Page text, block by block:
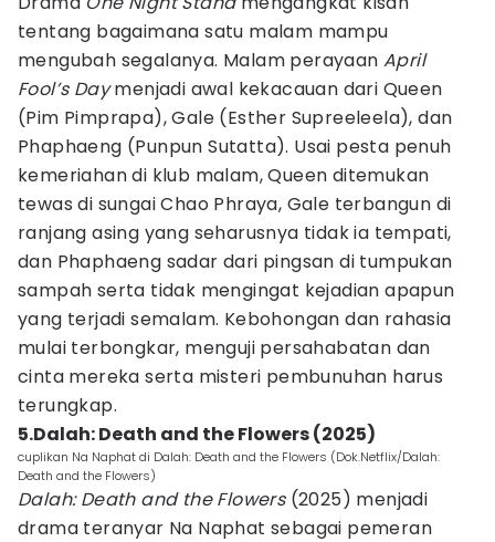
tentang bagaimana satu malam mampu
mengubah segalanya. Malam perayaan April
Fool’s Daymenjadi awal kekacauan dari Queen
(Pim Pimprapa), Gale (Esther Supreeleela), dan
Phaphaeng (Punpun Sutatta). Usai pesta penuh
kemeriahan di klub malam, Queen ditemukan
tewas di sungai Chao Phraya, Gale terbangun di
ranjang asing yang seharusnya tidak ia tempati,
dan Phaphaeng sadar dari pingsan di tumpukan
sampah serta tidak mengingat kejadian apapun
yang terjadi semalam. Kebohongan dan rahasia
mulai terbongkar, menguji persahabatan dan
cinta mereka serta misteri pembunuhan harus
terungkap.
5.Dalah: Death and the Flowers (2025)
cuplikan Na Naphat di Dalah: Death and the Flowers (Dok.Netflix/Dalah:
Death and the Flowers)
Dalah: Death and the Flowers(2025) menjadi
drama teranyar Na Naphat sebagai pemeran